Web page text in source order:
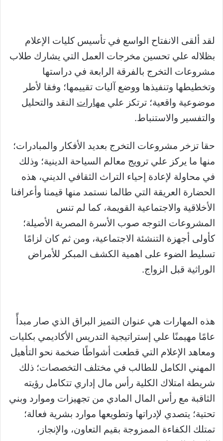
لقد ألقى الانفتاح الواسع في تأسيس كليات الإعلام
بظلاله علي تحسين مخرجات العمل التي يشارك طلاب
مشروعات التخرج بالفرقة الرابعة في دراستها
وتخطيطها وتنفيذها ووضع آليات تقييمها؛ وفقا لأطر
موضوعية واقعية؛ ترتكز علي مهارات النقد والتحليل
والتفسير والاستنباط.
حقا تزخر مشروعات التخرج بعديد الأفكار والمبادرات؛
منها ما يركز علي ترويج معالم السياحة الدينية؛ وذلك
في محاولة لإعادة إحياء التراث الثقافي الديني، هذه
الحضارة العريقة التي طالما نستمد منها قيمنا وأعرافنا
الأخلاقية والاجتماعية القويمة، كما لم تنس
المشروعات التوجه صوب الأسرة المصرية الأصيلة؛
كأولى أجهزة التنشئة الاجتماعية، ومن ثم كان لزامًا
تسليط الضوء على اهمية الكشف المبكر للأمراض
الوراثية قبل الزواج.
هذه المهارات هي عنوان التميز البراق الذي صار مبدأً
عامًا مهيمنًا علي إستراتيجية التدريس الأكاديمي بكليات
ومعاهد الإعلام التي قطعت أشواطًا ضخمة نحو التأهيل
المهني الكامل للطالب في مختلف التخصصات؛ ذلك
شريطة امتلاك الكلية رأس مال إداري تتكامل رؤيته
الثاقبة مع رأس المال المادي من تجهيزات وموارد وبني
تحتية؛ يتصدي لإدراتها وتطويعها موارد بشرية فعالة؛
تمتلك الكفاءة الممزوجة بقيم التعاون، والإنجاز،